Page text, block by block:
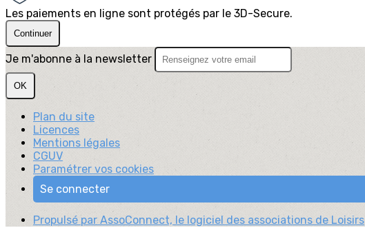
Les paiements en ligne sont protégés par le 3D-Secure.
Continuer
Je m'abonne à la newsletter
OK
Plan du site
Licences
Mentions légales
CGUV
Paramétrer vos cookies
Se connecter
Propulsé par AssoConnect, le logiciel des associations de Loisirs